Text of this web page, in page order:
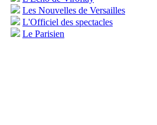
Les Nouvelles de Versailles
L'Officiel des spectacles
Le Parisien